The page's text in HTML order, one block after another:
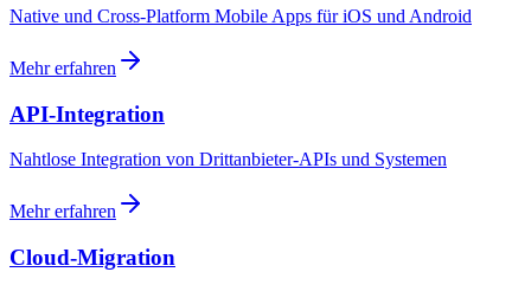
Native und Cross-Platform Mobile Apps für iOS und Android
Mehr erfahren
API-Integration
Nahtlose Integration von Drittanbieter-APIs und Systemen
Mehr erfahren
Cloud-Migration